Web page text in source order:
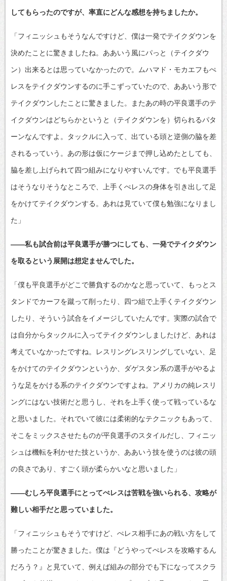
してもらったのですが、率直にどんな感想を持ちましたか。
「フィニッシュもそうなんですけど、僕は一発でテイクダウンを
決めたことに驚きましたね。ああいう風にパっと（テイクダウ
ン）出来るとは思っていなかったので。ムハマド・モカエフもぺ
レスをテイクダウンするのに手こずっていたので、ああいう形で
テイクダウンしたことに驚きました。またあの時の平良選手のテ
イクダウンはどちらかというと（テイクダウンを）切られるパタ
ーンなんですよ。タックルに入って、出ている頭と逆側の脇を差
されるっていう。あの形は仮にケージまで押し込めたとしても、
脇を差し上げられて四つ組みになりやすいんです。でも平良選手
はそうなりそうなところで、上手くぺレスの身体を引き出して足
をかけてテイクダウンする。あれは見ていて僕も勉強になりまし
た」
――私も試合前は平良選手が勝つにしても、一発でテイクダウン
を取るという展開は想定ませんでした。
「僕も平良選手がどこで勝負するのかなと思っていて、もっとス
タンドでカーフを蹴って削ったり、四つ組で上手くテイクダウン
したり、そういう試合をイメージしていたんです。実際の試合で
は自分からタックルに入ってテイクダウンしましたけど、あれは
考えていなかったですね。レスリングレスリングしていない、足
をかけてのテイクダウンというか、ダゲスタン系の選手がやるよ
うな足をかける系のテイクダウンですよね。アメリカの純レスリ
ングにはない技術だと思うし、それを上手く使って戦っているな
と思いました。それでいて彼には柔術的なテクニックもあって、
そこをミックスさせたものが平良選手のスタイルだし、フィニッ
シュは機転を利かせた技というか、ああいう技を使うのは彼の頭
の良さであり、すごく頭が柔らかいなと思いました」
――むしろ平良選手にとってぺレスは苦戦を強いられる、攻略が
難しい相手だと思っていました。
「フィニッシュもそうですけど、ぺレス相手にあの戦い方をして
勝ったことが驚きました。僕は『どうやってぺレスを攻略するん
だろう？』と見ていて、例えば組みの部分でも下になってスクラ